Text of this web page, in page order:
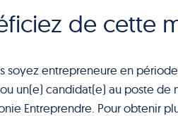
de cette
soyez entrepreneure en
un(e) candidat(e) au poste
Entreprendre. Pour obtenir